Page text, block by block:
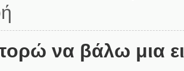
να βάλω μια